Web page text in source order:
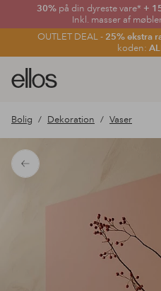
30% på din dyreste vare* +
Inkl. masser af
OUTLET DEAL - 25% ekstra
koden:
Ellos
logo
gå
forsiden
Bolig Dekoration Vaser
Tilbage